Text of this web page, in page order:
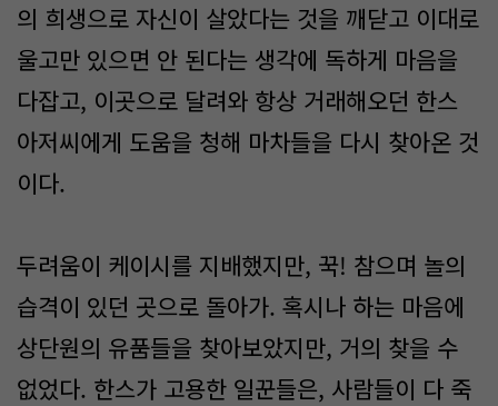
의 희생으로 자신이 살았다는 것을 깨닫고 이대로
울고만 있으면 안 된다는 생각에 독하게 마음을
다잡고, 이곳으로 달려와 항상 거래해오던 한스
아저씨에게 도움을 청해 마차들을 다시 찾아온 것
이다.
두려움이 케이시를 지배했지만, 꾹! 참으며 놀의
습격이 있던 곳으로 돌아가. 혹시나 하는 마음에
상단원의 유품들을 찾아보았지만, 거의 찾을 수
없었다. 한스가 고용한 일꾼들은, 사람들이 다 죽